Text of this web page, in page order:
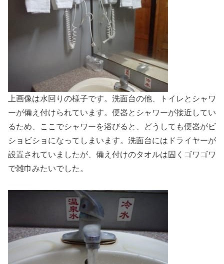
上画像は水回りの様子です。洗面台の他、トイレとシャワ
ーが備え付けられています。便器とシャワーが接近してい
るため、ここでシャワーを浴びると、どうしても便器がビ
ショビショになってしまいます。洗面台にはドライヤーが
設置されていましたが、備え付けのタオルは固くゴワゴワ
で雑巾みたいでした。